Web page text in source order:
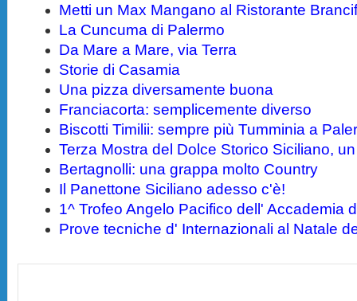
Metti un Max Mangano al Ristorante
La Cuncuma di Palermo
Da Mare a Mare, via Terra
Storie di Casamia
Una pizza diversamente buona
Franciacorta: semplicemente diverso
Biscotti Timilii: sempre più Tumminia a
Terza Mostra del Dolce Storico Siciliano,
Bertagnolli: una grappa molto Country
Il Panettone Siciliano adesso c'è!
1^ Trofeo Angelo Pacifico dell' Accademia
Prove tecniche d' Internazionali al Natale